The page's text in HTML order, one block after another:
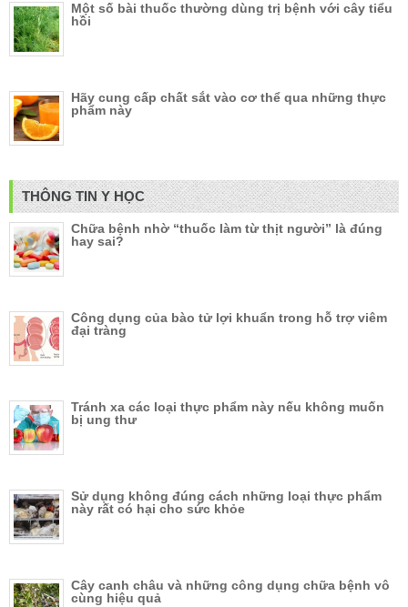
Một số bài thuốc thường dùng trị bệnh với cây tiểu
hồi
Hãy cung cấp chất sắt vào cơ thể qua những thực
phẩm này
THÔNG TIN Y HỌC
Chữa bệnh nhờ “thuốc làm từ thịt người” là đúng
hay sai?
Công dụng của bào tử lợi khuẩn trong hỗ trợ viêm
đại tràng
Tránh xa các loại thực phẩm này nếu không muốn
bị ung thư
Sử dụng không đúng cách những loại thực phẩm
này rất có hại cho sức khỏe
Cây canh châu và những công dụng chữa bệnh vô
cùng hiệu quả